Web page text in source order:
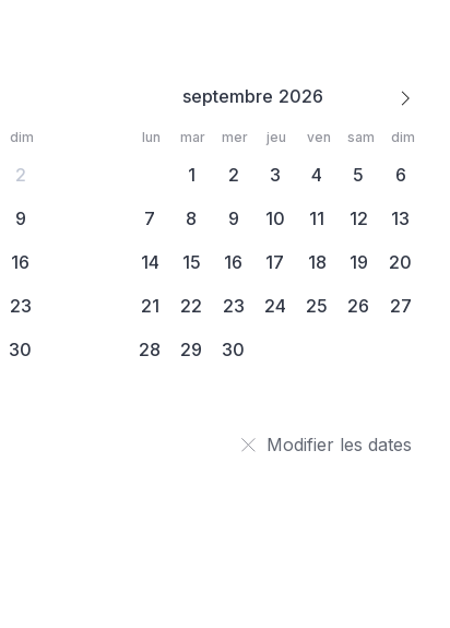
septembre
dim lun mar mer jeu ven sam dim
2
9
16
23
30
1 2 3 4 5
6
7
8 9 10 11 12
13
14
15 16 17 18 19
20
21
22 23 24 25 26
27
28
29 30
Modifier les dates